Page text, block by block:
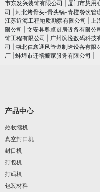
市东发兴装饰有限公司
厦门市慧用
司
河北烤骨头-骨头锅-青橙餐饮管
江苏近海工程地质勘察有限公司
上
限公司
文安县奥卓厨房设备有限公
饰工程有限公司
广州滨悦数码科技
司
湖北仨鑫通风管道制造设备有限
厂
蚌埠市迁禧搬家服务有限公司
产品中心
热收缩机
真空封口机
封口机
打包机
打码机
包装材料